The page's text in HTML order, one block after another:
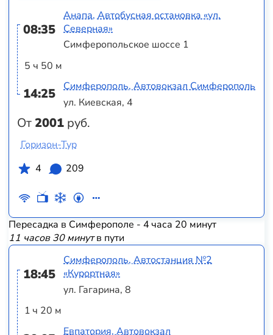
08:35
5 ч 50 м
14:25
От2001 руб.
Анапа, Автобусная остановка «ул.
Северная»
Симферопольское шоссе 1
Симферополь, Автовокзал Симферополь
ул. Киевская, 4
Горизон-Тур
4
209
Пересадка в Симферополе - 4 часа 20 минут
11 часов 30 минутв пути
18:45
1 ч 20 м
Симферополь, Автостанция №2
«Курортная»
ул. Гагарина, 8
Евпатория, Автовокзал